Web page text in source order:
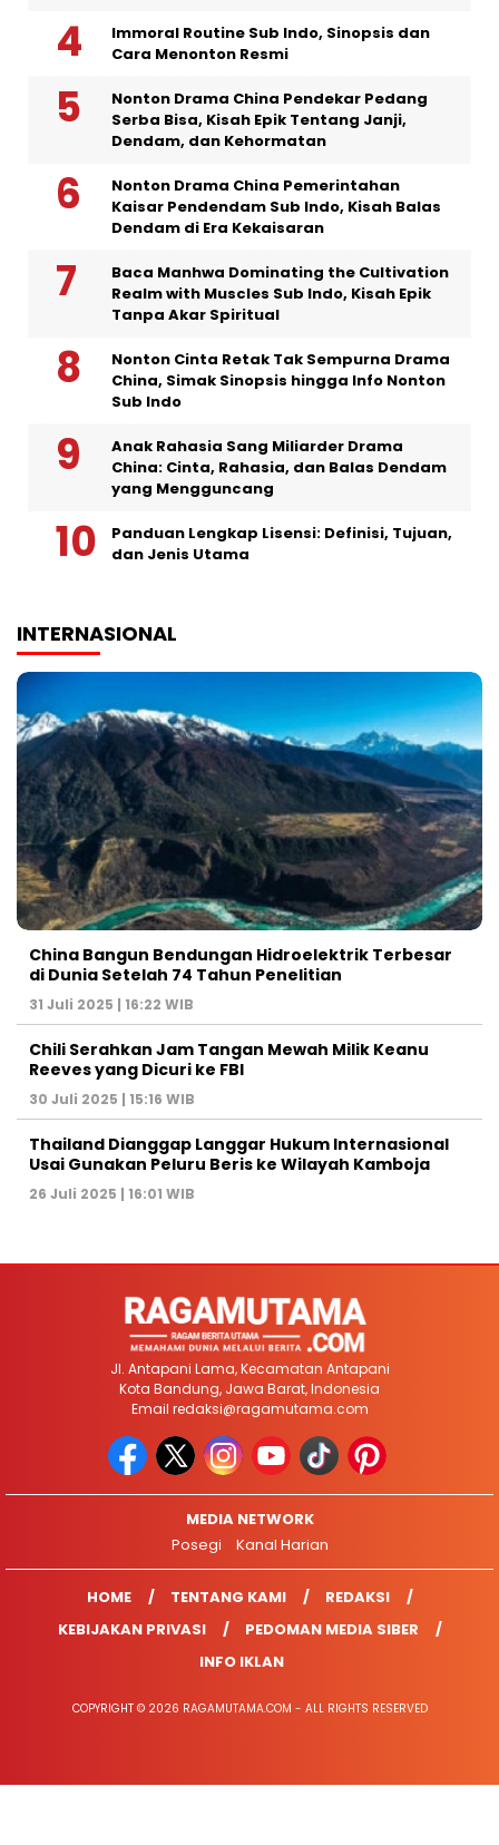
Immoral Routine Sub Indo, Sinopsis dan
Cara Menonton Resmi
Nonton Drama China Pendekar Pedang
Serba Bisa, Kisah Epik Tentang Janji,
Dendam, dan Kehormatan
Nonton Drama China Pemerintahan
Kaisar Pendendam Sub Indo, Kisah Balas
Dendam di Era Kekaisaran
Baca Manhwa Dominating the Cultivation
Realm with Muscles Sub Indo, Kisah Epik
Tanpa Akar Spiritual
Nonton Cinta Retak Tak Sempurna Drama
China, Simak Sinopsis hingga Info Nonton
Sub Indo
Anak Rahasia Sang Miliarder Drama
China: Cinta, Rahasia, dan Balas Dendam
yang Mengguncang
Panduan Lengkap Lisensi: Definisi, Tujuan,
dan Jenis Utama
INTERNASIONAL
China Bangun Bendungan Hidroelektrik Terbesar
di Dunia Setelah 74 Tahun Penelitian
31 Juli 2025 | 16:22 WIB
Chili Serahkan Jam Tangan Mewah Milik Keanu
Reeves yang Dicuri ke FBI
30 Juli 2025 | 15:16 WIB
Thailand Dianggap Langgar Hukum Internasional
Usai Gunakan Peluru Beris ke Wilayah Kamboja
26 Juli 2025 | 16:01 WIB
Jl. Antapani Lama, Kecamatan Antapani
Kota Bandung, Jawa Barat, Indonesia
Email redaksi@ragamutama.com
MEDIA NETWORK
Posegi
Kanal Harian
HOME TENTANG KAMI
REDAKSI
KEBIJAKAN PRIVASI
PEDOMAN MEDIA SIBER
INFO IKLAN
COPYRIGHT © 2026 RAGAMUTAMA.COM - ALL RIGHTS RESERVED